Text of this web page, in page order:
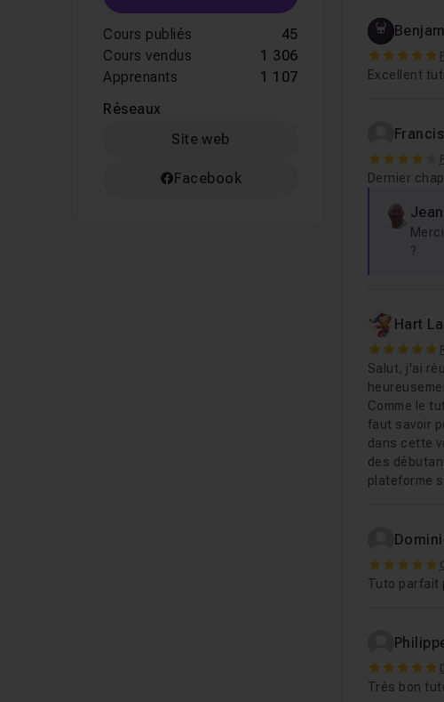
Cours publiés
45
Cours vendus
1 306
Apprenants
1 107
Réseaux
Site web
Facebook
5
Excellent
4
Dernier
?
Hart
5
Salut, j'ai
Comme le
faut savoir
dans cette
des
plateforme
5
Tuto parfait
5
Très bon